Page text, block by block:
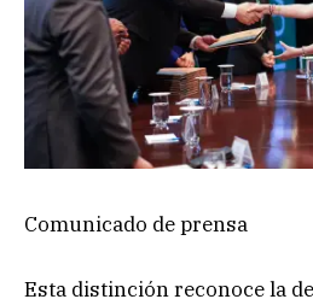
Comunicado de prensa
Esta distinción reconoce la